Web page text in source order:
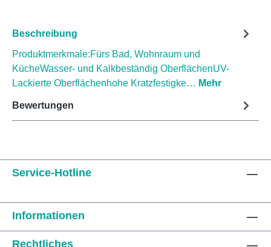
Beschreibung
Produktmerkmale:Fürs Bad, Wohnraum und
KücheWasser- und Kalkbeständig OberflächenUV-
Lackierte Oberflächenhohe Kratzfestigke… Mehr
Bewertungen
Service-Hotline
Informationen
Rechtliches